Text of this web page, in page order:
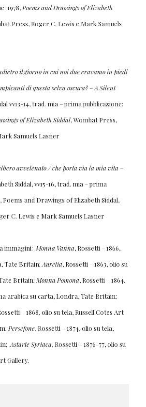
1978,Poems and Drawings of Elizabeth
Press, Roger C. Lewis e Mark Samuels
il giorno in cui noi due eravamo in piedi
di questa selva oscura?–A Silent
vv13-14, trad. mia – prima pubblicazione:
of Elizabeth Siddal, Wombat Press,
Samuels Lasner
avvelenato / che porta via la mia vita –
Siddal, vv15-16, trad. mia – prima
Poems and Drawings of Elizabeth Siddal,
C. Lewis e Mark Samuels Lasner
immagini:Monna Vanna, Rossetti – 1866,
Tate Britain;Aurelia, Rossetti – 1863, olio su
Britain;Monna Pomona, Rossetti – 1864.
arabica su carta, Londra, Tate Britain;
– 1868, olio su tela, Russell Cotes Art
Persefone, Rossetti – 1874, olio su tela,
Astarte Syriaca, Rossetti – 1876-77, olio su
Gallery.